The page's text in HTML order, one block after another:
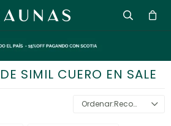
SIMIL CUERO EN SALE
Recomendados